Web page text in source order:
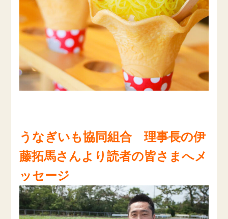
うなぎいも協同組合 理事長の伊
藤拓馬さんより読者の皆さまへメ
ッセージ